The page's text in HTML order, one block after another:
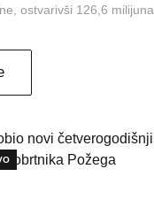
ostvarivši 126,6